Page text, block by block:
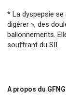
* La dyspepsie
digérer », des
ballonnements.
souffrant du SII.
A propos du